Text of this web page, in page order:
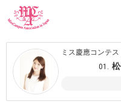
ミス慶應コンテ
01.